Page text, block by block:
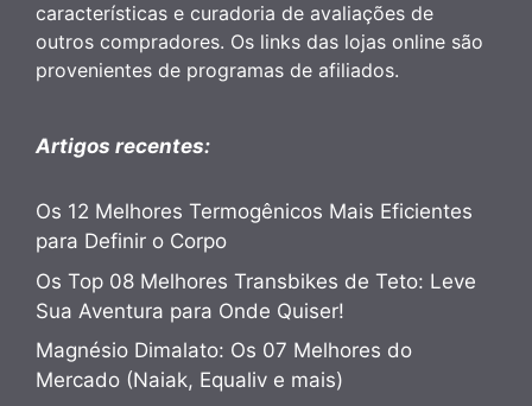
características e curadoria de avaliações de
outros compradores. Os links das lojas online são
provenientes de programas de afiliados.
Artigos recentes:
Os 12 Melhores Termogênicos Mais Eficientes
para Definir o Corpo
Os Top 08 Melhores Transbikes de Teto: Leve
Sua Aventura para Onde Quiser!
Magnésio Dimalato: Os 07 Melhores do
Mercado (Naiak, Equaliv e mais)